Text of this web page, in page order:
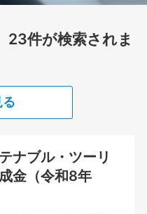
23件が検索されま
ナブル・ツーリ
金（令和8年